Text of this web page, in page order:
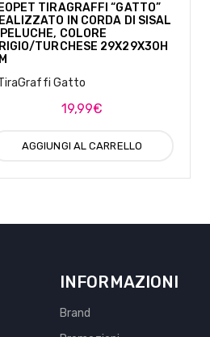
TIRAGRAFFI “GATTO”
IN CORDA DI SISAL
PELUCHE, COLORE
TURCHESE 29X29X30H
Gatto
19,99€
AGGIUNGI AL CARRELLO
INFORMAZIONI
Brand